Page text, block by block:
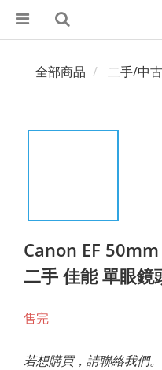
全部商品 二手/中
Canon EF
二手 佳能 單眼
售完
若想購買，請聯絡我們。